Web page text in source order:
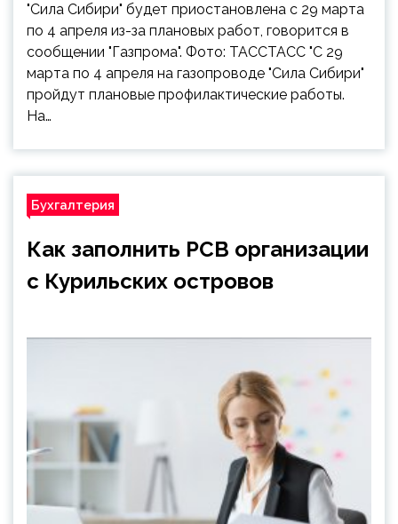
"Сила Сибири" будет приостановлена с 29 марта
по 4 апреля из-за плановых работ, говорится в
сообщении "Газпрома". Фото: ТАССТАСС "С 29
марта по 4 апреля на газопроводе "Сила Сибири"
пройдут плановые профилактические работы.
На…
Бухгалтерия
Как заполнить РСВ организации
с Курильских островов